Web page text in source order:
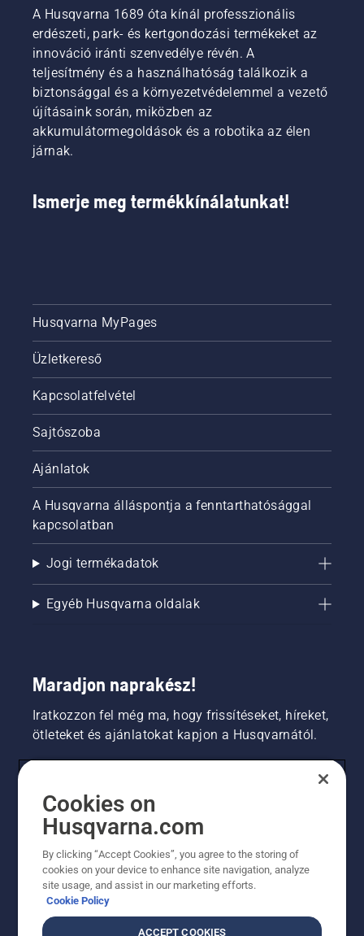
A Husqvarna 1689 óta kínál professzionális
erdészeti, park- és kertgondozási termékeket az
innováció iránti szenvedélye révén. A
teljesítmény és a használhatóság találkozik a
biztonsággal és a környezetvédelemmel a vezető
újításaink során, miközben az
akkumulátormegoldások és a robotika az élen
járnak.
Ismerje meg termékkínálatunkat!
Husqvarna MyPages
Üzletkereső
Kapcsolatfelvétel
Sajtószoba
Ajánlatok
A Husqvarna álláspontja a fenntarthatósággal
kapcsolatban
Jogi termékadatok
Egyéb Husqvarna oldalak
Maradjon naprakész!
Iratkozzon fel még ma, hogy frissítéseket, híreket,
ötleteket és ajánlatokat kapjon a Husqvarnától.
PROFESSZIONÁLIS
Cookies on
Husqvarna.com
By clicking “Accept Cookies”, you agree to the storing of
cookies on your device to enhance site navigation, analyze
site usage, and assist in our marketing efforts.
Cookie Policy
ACCEPT COOKIES